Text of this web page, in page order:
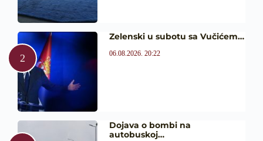
Zelenski u subotu sa Vučićem…
06.08.2026. 20:22
Dojava o bombi na
autobuskoj…